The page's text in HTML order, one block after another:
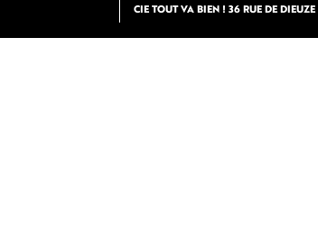
CIE TOUT VA BIEN ! 36 RUE DE